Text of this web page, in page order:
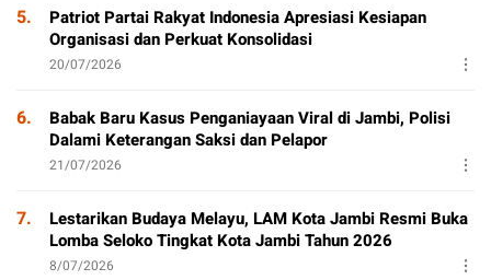
5.
Patriot Partai Rakyat Indonesia Apresiasi Kesiapan
Organisasi dan Perkuat Konsolidasi
20/07/2026
6.
Babak Baru Kasus Penganiayaan Viral di Jambi, Polisi
Dalami Keterangan Saksi dan Pelapor
21/07/2026
7.
Lestarikan Budaya Melayu, LAM Kota Jambi Resmi Buka
Lomba Seloko Tingkat Kota Jambi Tahun 2026
8/07/2026